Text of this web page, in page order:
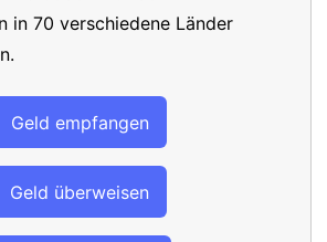
in 70 verschiedene Länder
Geld empfangen
Geld überweisen